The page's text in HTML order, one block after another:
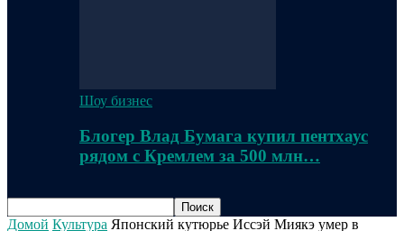
Шоу бизнес
Блогер Влад Бумага купил пентхаус
рядом с Кремлем за 500 млн…
Домой Культура Японский кутюрье Иссэй Миякэ умер в